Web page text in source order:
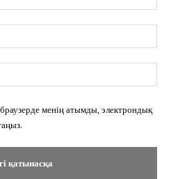
браузерде менің атымды, электрондық